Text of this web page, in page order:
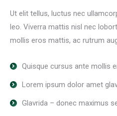
Ut elit tellus, luctus nec
leo. Viverra mattis nisl nec
mollis eros mattis, ac rutrum
Quisque cursus ante mollis
Lorem ipsum dolor amet
Glavrida – donec maximus